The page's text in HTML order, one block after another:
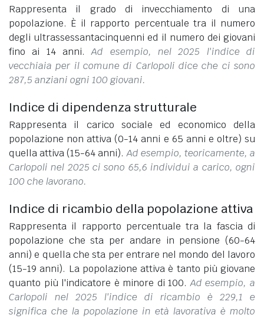
Rappresenta il grado di invecchiamento di una
popolazione. È il rapporto percentuale tra il numero
degli ultrassessantacinquenni ed il numero dei giovani
fino ai 14 anni.Ad esempio, nel 2025 l'indice di
vecchiaia per il comune di Carlopoli dice che ci sono
287,5 anziani ogni 100 giovani.
Indice di dipendenza strutturale
Rappresenta il carico sociale ed economico della
popolazione non attiva (0-14 anni e 65 anni e oltre) su
quella attiva (15-64 anni).Ad esempio, teoricamente, a
Carlopoli nel 2025 ci sono 65,6 individui a carico, ogni
100 che lavorano.
Indice di ricambio della popolazione attiva
Rappresenta il rapporto percentuale tra la fascia di
popolazione che sta per andare in pensione (60-64
anni) e quella che sta per entrare nel mondo del lavoro
(15-19 anni). La popolazione attiva è tanto più giovane
quanto più l'indicatore è minore di 100.Ad esempio, a
Carlopoli nel 2025 l'indice di ricambio è 229,1 e
significa che la popolazione in età lavorativa è molto